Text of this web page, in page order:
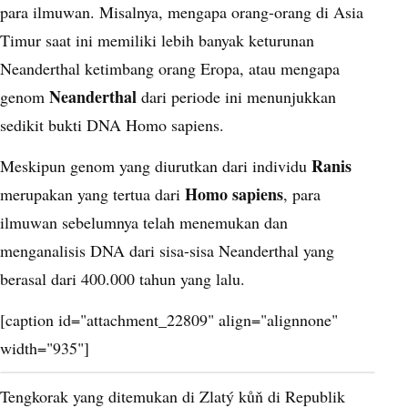
para ilmuwan. Misalnya, mengapa orang-orang di Asia
Timur saat ini memiliki lebih banyak keturunan
Neanderthal ketimbang orang Eropa, atau mengapa
genom Neanderthal dari periode ini menunjukkan
sedikit bukti DNA Homo sapiens.
Meskipun genom yang diurutkan dari individu Ranis
merupakan yang tertua dari Homo sapiens, para
ilmuwan sebelumnya telah menemukan dan
menganalisis DNA dari sisa-sisa Neanderthal yang
berasal dari 400.000 tahun yang lalu.
[caption id="attachment_22809" align="alignnone"
width="935"]
Tengkorak yang ditemukan di Zlatý kůň di Republik